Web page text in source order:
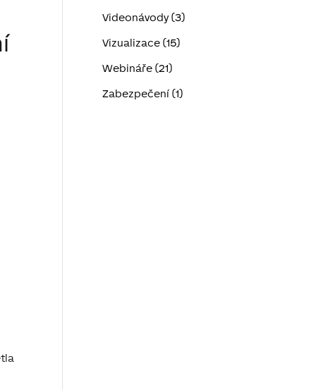
Videonávody (3)
Vizualizace (15)
Webináře (21)
Zabezpečení (1)